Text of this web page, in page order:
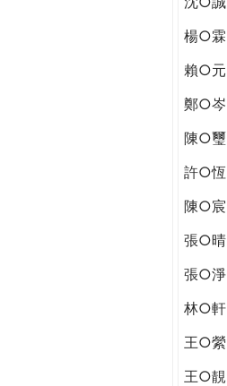
楊○霖
賴○元
鄭○岑
陳○璽
許○恆
陳○宸
張○晴
張○淨
林○軒
王○縈
王○靚